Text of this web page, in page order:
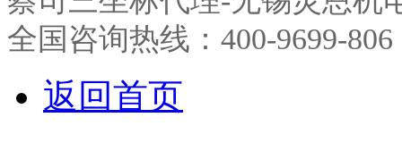
全国咨询热线：400-9699-806
返回首页